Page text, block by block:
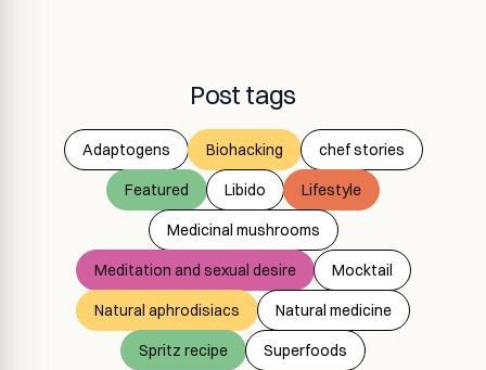
Post tags
Adaptogens Biohacking chef stories
Featured Libido Lifestyle
Medicinal mushrooms
Meditation and sexual desire Mocktail
Natural aphrodisiacs Natural medicine
Spritz recipe Superfoods